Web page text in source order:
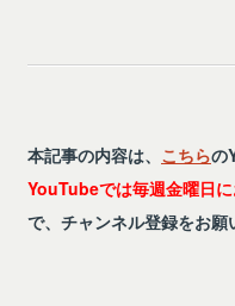
本記事の内容は、 こちらの
YouTubeでは毎週金曜日
で、チャンネル登録をお